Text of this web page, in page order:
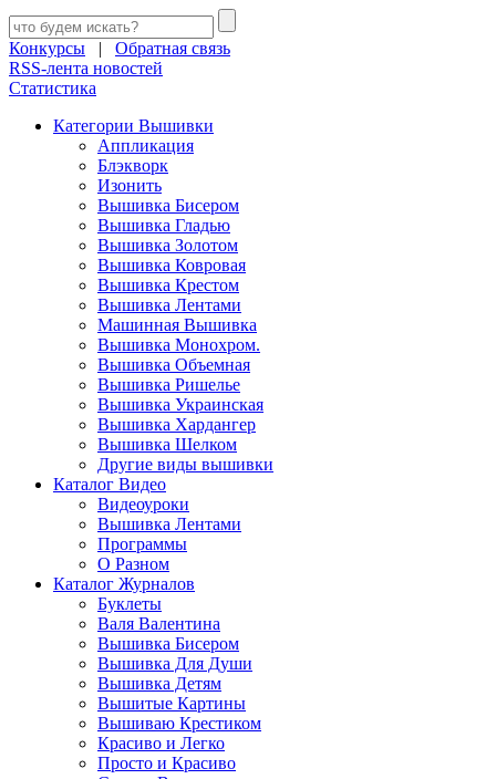
Конкурсы | Обратная связь
RSS-лента новостей
Статистика
Категории Вышивки
Аппликация
Блэкворк
Изонить
Вышивка Бисером
Вышивка Гладью
Вышивка Золотом
Вышивка Ковровая
Вышивка Крестом
Вышивка Лентами
Машинная Вышивка
Вышивка Монохром.
Вышивка Объемная
Вышивка Ришелье
Вышивка Украинская
Вышивка Хардангер
Вышивка Шелком
Другие виды вышивки
Каталог Видео
Видеоуроки
Вышивка Лентами
Программы
О Разном
Каталог Журналов
Буклеты
Валя Валентина
Вышивка Бисером
Вышивка Для Души
Вышивка Детям
Вышитые Картины
Вышиваю Крестиком
Красиво и Легко
Просто и Красиво